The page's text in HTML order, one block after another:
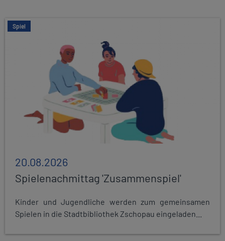
Spiel
20.08.2026
Spielenachmittag 'Zusammenspiel'
Kinder und Jugendliche werden zum gemeinsamen
Spielen in die Stadtbibliothek Zschopau eingeladen...